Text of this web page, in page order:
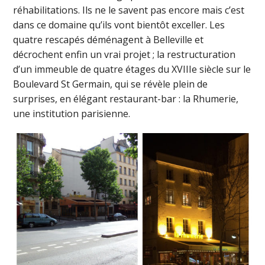
réhabilitations. Ils ne le savent pas encore mais c’est
dans ce domaine qu’ils vont bientôt exceller. Les
quatre rescapés déménagent à Belleville et
décrochent enfin un vrai projet ; la restructuration
d’un immeuble de quatre étages du XVIIIe siècle sur le
Boulevard St Germain, qui se révèle plein de
surprises, en élégant restaurant-bar : la Rhumerie,
une institution parisienne.